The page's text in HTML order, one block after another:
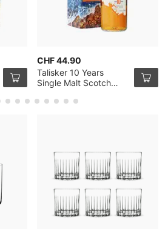
CHF 44.90
Talisker 10 Years
Single Malt Scotch